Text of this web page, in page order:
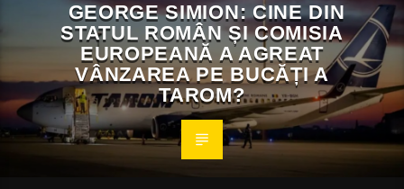
GEORGE SIMION: CINE DIN
STATUL ROMÂN ȘI COMISIA
EUROPEANĂ A AGREAT
VÂNZAREA PE BUCĂȚI A
TAROM?